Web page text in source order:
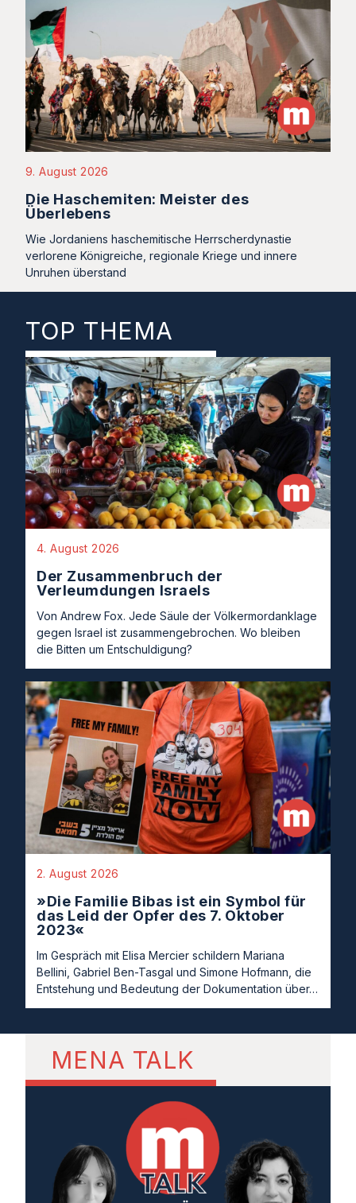
9. August 2026
Die Haschemiten: Meister des
Überlebens
Wie Jordaniens haschemitische Herrscherdynastie
verlorene Königreiche, regionale Kriege und innere
Unruhen überstand
TOP THEMA
4. August 2026
Der Zusammenbruch der
Verleumdungen Israels
Von Andrew Fox. Jede Säule der Völkermordanklage
gegen Israel ist zusammengebrochen. Wo bleiben
die Bitten um Entschuldigung?
2. August 2026
»Die Familie Bibas ist ein Symbol für
das Leid der Opfer des 7. Oktober
2023«
Im Gespräch mit Elisa Mercier schildern Mariana
Bellini, Gabriel Ben-Tasgal und Simone Hofmann, die
Entstehung und Bedeutung der Dokumentation über…
MENA TALK